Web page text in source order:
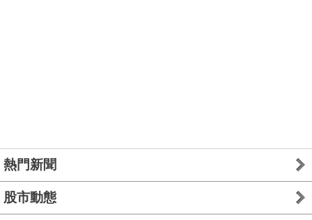
熱門新聞
股市動態